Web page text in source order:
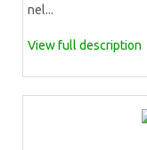
nel...
View full description